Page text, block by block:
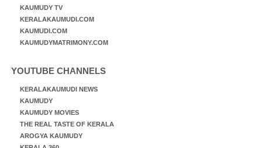
KAUMUDY TV
KERALAKAUMUDI.COM
KAUMUDI.COM
KAUMUDYMATRIMONY.COM
YOUTUBE CHANNELS
KERALAKAUMUDI NEWS
KAUMUDY
KAUMUDY MOVIES
THE REAL TASTE OF KERALA
AROGYA KAUMUDY